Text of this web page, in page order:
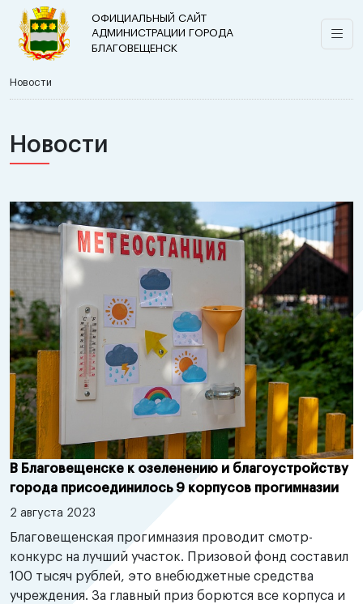
ОФИЦИАЛЬНЫЙ САЙТ
АДМИНИСТРАЦИИ ГОРОДА
БЛАГОВЕЩЕНСК
Новости
Новости
В Благовещенске к озеленению и благоустройству
города присоединилось 9 корпусов прогимназии
2 августа 2023
Благовещенская прогимназия проводит смотр-
конкурс на лучший участок. Призовой фонд составил
100 тысяч рублей, это внебюджетные средства
учреждения. За главный приз борются все корпуса и